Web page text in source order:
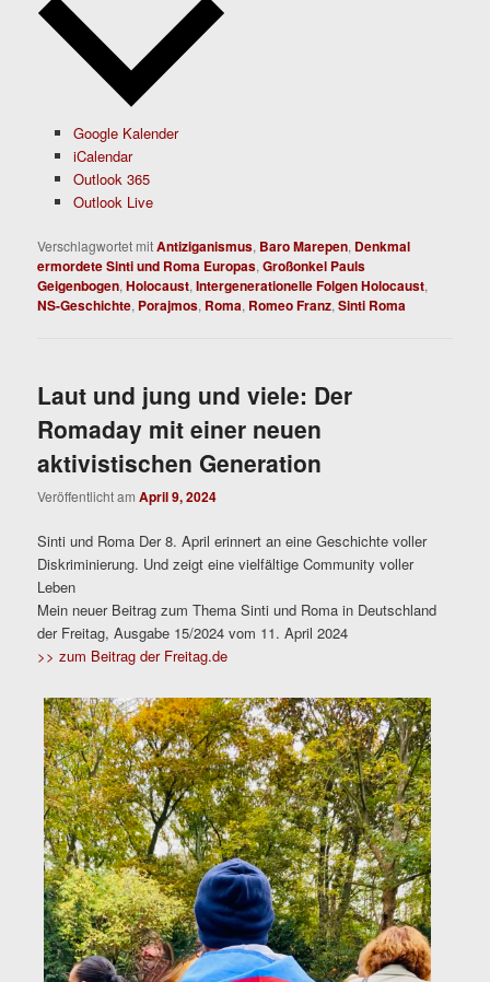
Google Kalender
iCalendar
Outlook 365
Outlook Live
Verschlagwortet mitAntiziganismus, Baro Marepen, Denkmal
ermordete Sinti und Roma Europas,Großonkel Pauls
Geigenbogen,Holocaust,Intergenerationelle Folgen Holocaust,
NS-Geschichte, Porajmos, Roma, Romeo Franz,Sinti Roma
Laut und jung und viele: Der
Romaday mit einer neuen
aktivistischen Generation
Veröffentlicht amApril 9, 2024
Sinti und Roma Der 8. April erinnert an eine Geschichte voller
Diskriminierung. Und zeigt eine vielfältige Community voller
Leben
Mein neuer Beitrag zum Thema Sinti und Roma in Deutschland
der Freitag, Ausgabe 15/2024 vom 11. April 2024
>> zum Beitrag der Freitag.de